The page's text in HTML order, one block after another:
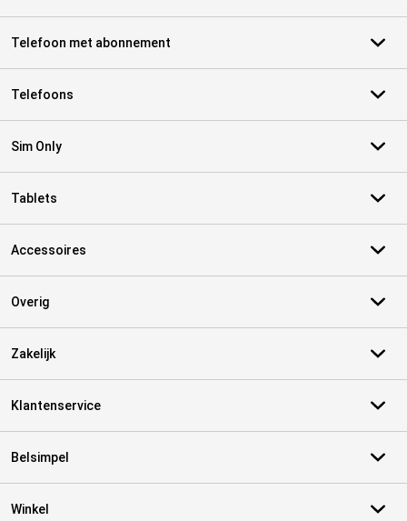
Telefoon met abonnement
Telefoons
Sim Only
Tablets
Accessoires
Overig
Zakelijk
Klantenservice
Belsimpel
Winkel